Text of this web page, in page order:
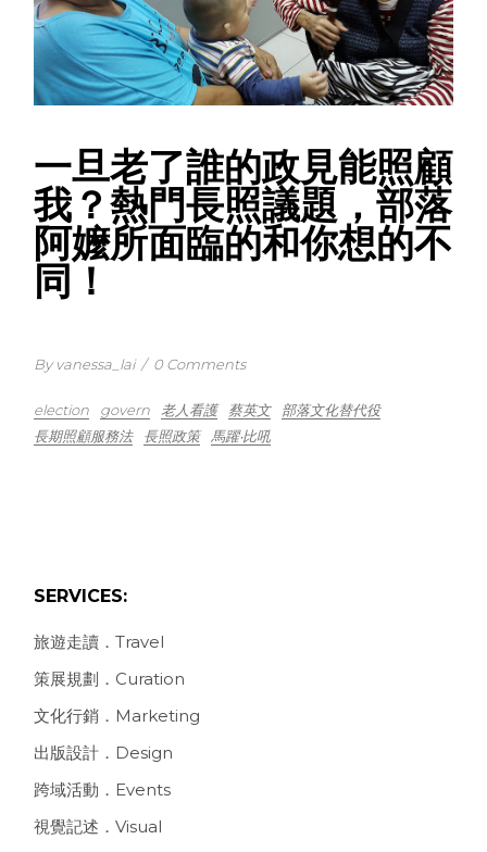
一旦老了誰的政見能照顧
我？熱門長照議題，部落
阿嬤所面臨的和你想的不
同！
By vanessa_lai / 0 Comments
election govern 老人看護 蔡英文
部落文化替代役
長期照顧服務法
長照政策 馬躍‧比吼
SERVICES:
旅遊走讀．Travel
策展規劃．Curation
文化行銷．Marketing
出版設計．Design
跨域活動．Events
視覺記述．Visual